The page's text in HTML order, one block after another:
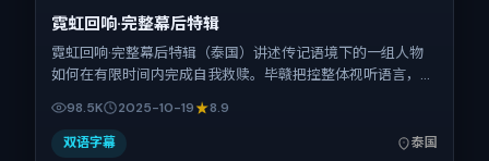
霓虹回响·完整幕后特辑
霓虹回响·完整幕后特辑（泰国）讲述传记语境下的一组人物
如何在有限时间内完成自我救赎。毕赣把控整体视听语言，段
演层次丰富。影片定于 2025-10-19 起陆续登陆院线与网络平
台，国庆档前后公映，片长121分钟。
98.5K 2025-10-19 8.9
双语字幕 泰国